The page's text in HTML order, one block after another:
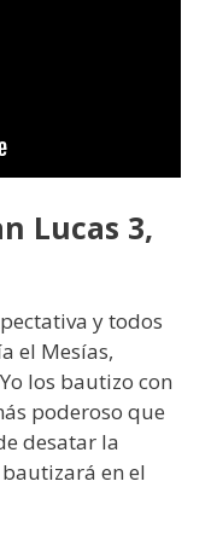
Lucas 3,
y todos
el Mesías,
los bautizo con
poderoso que
desatar la
en el